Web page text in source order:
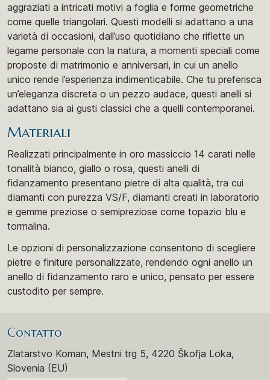
aggraziati a intricati motivi a foglia e forme geometriche
come quelle triangolari. Questi modelli si adattano a una
varietà di occasioni, dall’uso quotidiano che riflette un
legame personale con la natura, a momenti speciali come
proposte di matrimonio e anniversari, in cui un anello
unico rende l’esperienza indimenticabile. Che tu preferisca
un’eleganza discreta o un pezzo audace, questi anelli si
adattano sia ai gusti classici che a quelli contemporanei.
Materiali
Realizzati principalmente in oro massiccio 14 carati nelle
tonalità bianco, giallo o rosa, questi anelli di
fidanzamento presentano pietre di alta qualità, tra cui
diamanti con purezza VS/F, diamanti creati in laboratorio
e gemme preziose o semipreziose come topazio blu e
tormalina.
Le opzioni di personalizzazione consentono di scegliere
pietre e finiture personalizzate, rendendo ogni anello un
anello di fidanzamento raro e unico, pensato per essere
custodito per sempre.
Contatto
Zlatarstvo Koman, Mestni trg 5, 4220 Škofja Loka,
Slovenia (EU)